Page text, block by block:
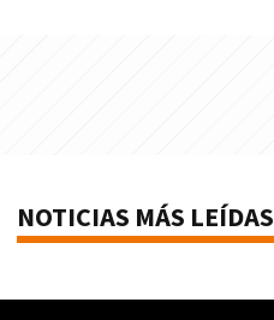
NOTICIAS MÁS LEÍDAS